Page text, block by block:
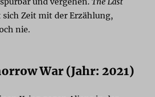
sich Zeit mit der Erzählung,
nie.
War (Jahr: 2021)